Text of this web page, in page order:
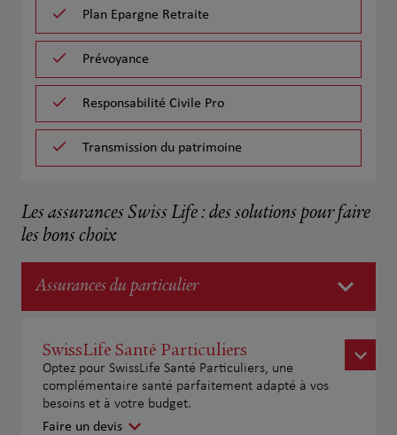
Plan Epargne Retraite
Prévoyance
Responsabilité Civile Pro
Transmission du patrimoine
Les assurances Swiss Life : des solutions pour faire
les bons choix
Assurances du particulier
SwissLife Santé Particuliers
Optez pour SwissLife Santé Particuliers, une
complémentaire santé parfaitement adapté à vos
besoins et à votre budget.
Faire un devis